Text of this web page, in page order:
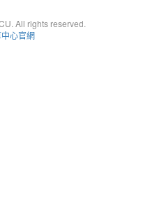
All rights reserved.
心官網